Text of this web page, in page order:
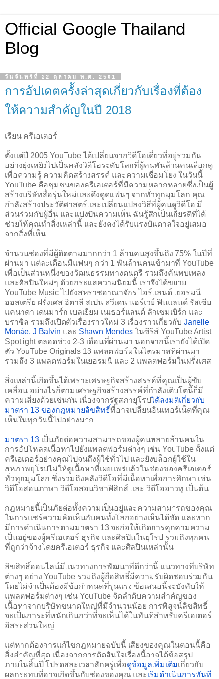
Official Google Thailand
Blog
วันจันทร์ที่ 22 ตุลาคม พ.ศ. 2561
การอัปเดตครั้งล่าสุดเกี่ยวกับเรื่องที่ต้อง
ให้ความสำคัญในปี 2018
เรียน ครีเอเตอร์
ตั้งแต่ปี 2005 YouTube ได้เปลี่ยนจากวิดีโอเดี่ยวที่อยู่รวมกัน
อย่างยุ่งเหยิงไปเป็นคลังวิดีโอระดับโลกที่ผู้คนพันล้านคนเลือกดู
เพื่อความรู้ ความคิดสร้างสรรค์ และความเชื่อมโยง ในวันนี้
YouTube คือชุมชนของครีเอเตอร์ที่มีความหลากหลายซึ่งเป็นผู้
สร้างบริษัทสื่อรุ่นใหม่และดึงดูดแฟนๆ จากทั่วทุกมุมโลก คุณ
กำลังสร้างประวัติศาสตร์และเปลี่ยนแปลงวิธีที่ผู้คนดูวิดีโอ มี
ส่วนร่วมกับผู้อื่น และแบ่งปันความเห็น ฉันรู้สึกเป็นเกียรติที่ได้
ช่วยให้คุณทำสิ่งเหล่านี้ และยังคงได้รับแรงบันดาลใจอยู่เสมอ
จากสิ่งที่เห็น
จำนวนช่องที่มีผู้ติดตามมากกว่า 1 ล้านคนสูงขึ้นถึง 75% ในปีที่
ผ่านมา แต่ละเดือนมีแฟนๆ กว่า 1 พันล้านคนเข้ามาที่ YouTube
เพื่อเป็นส่วนหนึ่งของวัฒนธรรมทางดนตรี รวมถึงค้นพบเพลง
และศิลปินใหม่ๆ ด้วยกระแสความนิยมนี้ เราจึงได้ขยาย
YouTube Music ไปยังสหราชอาณาจักร ไอร์แลนด์ เยอรมนี
ออสเตรีย ฝรั่งเศส อิตาลี สเปน สวีเดน นอร์เวย์ ฟินแลนด์ รัสเซีย
แคนาดา เดนมาร์ก เบลเยี่ยม เนเธอร์แลนด์ ลักเซมเบิร์ก และ
บราซิล รวมถึงเปิดตัวเรื่องราวใหม่ 3 เรื่องราวเกี่ยวกับ Janelle
Monáe, J Balvin และ Shawn Mendes ในซีรีส์ YouTube Artist
Spotlight ตลอดช่วง 2-3 เดือนที่ผ่านมา นอกจากนี้เรายังได้เปิด
ตัว YouTube Originals 13 แพลตฟอร์มในไตรมาสที่ผ่านมา
รวมถึง 3 แพลตฟอร์มในเยอรมนี และ 2 แพลตฟอร์มในฝรั่งเศส
สิ่งเหล่านี้เกิดขึ้นได้เพราะเศรษฐกิจสร้างสรรค์ที่คุณเป็นผู้ขับ
เคลื่อน อย่างไรก็ตามเศรษฐกิจสร้างสรรค์ที่กำลังเติบโตนี้ก็มี
ความเสี่ยงด้วยเช่นกัน เนื่องจากรัฐสภายุโรปได้ลงมติเกี่ยวกับ
มาตรา 13 ของกฎหมายลิขสิทธิ์ที่อาจเปลี่ยนอินเทอร์เน็ตที่คุณ
เห็นในทุกวันนี้ไปอย่างมาก
มาตรา 13 เป็นภัยต่อความสามารถของผู้คนหลายล้านคนใน
การอัปโหลดเนื้อหาไปยังแพลตฟอร์มต่างๆ เช่น YouTube ตั้งแต่
ครีเอเตอร์อย่างคุณไปจนถึงผู้ใช้ทั่วไป และยังบล็อกผู้ใช้ใน
สหภาพยุโรปไม่ให้ดูเนื้อหาที่เผยแพร่แล้วในช่องของครีเอเตอร์
ทั่วทุกมุมโลก ซึ่งรวมถึงคลังวิดีโอที่มีเนื้อหาเพื่อการศึกษา เช่น
วิดีโอสอนภาษา วิดีโอสอนวิชาฟิสิกส์ และ วิดีโอฮาวทู เป็นต้น
กฎหมายนี้เป็นภัยต่อทั้งความเป็นอยู่และความสามารถของคุณ
ในการแชร์ความคิดเห็นกับคนทั้งโลกอย่างเห็นได้ชัด และหาก
มีการดำเนินการตามมาตรา 13 จะก่อให้เกิดการคุกคามความ
เป็นอยู่ของผู้ครีเอเตอร์ ธุรกิจ และศิลปินในยุโรป รวมถึงทุกคน
ที่ถูกว่าจ้างโดยครีเอเตอร์ ธุรกิจ และศิลปินเหล่านั้น
ลิขสิทธิ์ออนไลน์มีแนวทางการพัฒนาที่ดีกว่านี้ แนวทางที่บริษัท
ต่างๆ อย่าง YouTube รวมถึงผู้ถือสิทธิ์มีความรับผิดชอบร่วมกัน
โดยไม่จำเป็นต้องมีข้อกำหนดที่รุนแรง ข้อเสนอนี้จะบังคับให้
แพลตฟอร์มต่างๆ เช่น YouTube จัดลำดับความสำคัญของ
เนื้อหาจากบริษัทขนาดใหญ่ที่มีจำนวนน้อย การพิสูจน์ลิขสิทธิ์
จะเป็นภาระที่หนักเกินกว่าที่จะเห็นได้ในทันทีสำหรับครีเอเตอร์
อิสระส่วนใหญ่
แต่หากต้องการแก้ไขกฎหมายฉบับนี้ เสียงของคุณในตอนนี้คือ
สิ่งสำคัญที่สุด เนื่องจากการตัดสินใจเรื่องนี้อาจได้ข้อสรุป
ภายในสิ้นปี โปรดสละเวลาสักครู่เพื่อดูข้อมูลเพิ่มเติมเกี่ยวกับ
ผลกระทบที่อาจเกิดขึ้นกับช่องของคุณ และเริ่มดำเนินการทันที